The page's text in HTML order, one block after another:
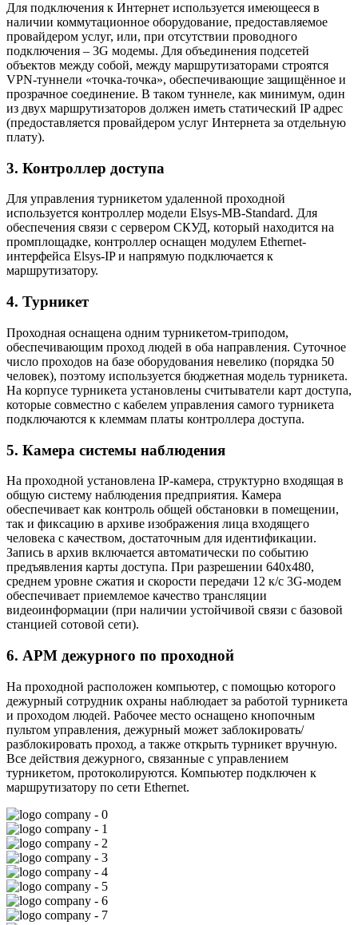
Для подключения к Интернет используется имеющееся в
наличии коммутационное оборудование, предоставляемое
провайдером услуг, или, при отсутствии проводного
подключения – 3G модемы. Для объединения подсетей
объектов между собой, между маршрутизаторами строятся
VPN-туннели «точка-точка», обеспечивающие защищённое и
прозрачное соединение. В таком туннеле, как минимум, один
из двух маршрутизаторов должен иметь статический IP адрес
(предоставляется провайдером услуг Интернета за отдельную
плату).
3. Контроллер доступа
Для управления турникетом удаленной проходной
используется контроллер модели Elsys-MB-Standard. Для
обеспечения связи с сервером СКУД, который находится на
промплощадке, контроллер оснащен модулем Ethernet-
интерфейса Elsys-IP и напрямую подключается к
маршрутизатору.
4. Турникет
Проходная оснащена одним турникетом-триподом,
обеспечивающим проход людей в оба направления. Суточное
число проходов на базе оборудования невелико (порядка 50
человек), поэтому используется бюджетная модель турникета.
На корпусе турникета установлены считыватели карт доступа,
которые совместно с кабелем управления самого турникета
подключаются к клеммам платы контроллера доступа.
5. Камера системы наблюдения
На проходной установлена IP-камера, структурно входящая в
общую систему наблюдения предприятия. Камера
обеспечивает как контроль общей обстановки в помещении,
так и фиксацию в архиве изображения лица входящего
человека с качеством, достаточным для идентификации.
Запись в архив включается автоматически по событию
предъявления карты доступа. При разрешении 640х480,
среднем уровне сжатия и скорости передачи 12 к/с 3G-модем
обеспечивает приемлемое качество трансляции
видеоинформации (при наличии устойчивой связи с базовой
станцией сотовой сети).
6. АРМ дежурного по проходной
На проходной расположен компьютер, с помощью которого
дежурный сотрудник охраны наблюдает за работой турникета
и проходом людей. Рабочее место оснащено кнопочным
пультом управления, дежурный может заблокировать/
разблокировать проход, а также открыть турникет вручную.
Все действия дежурного, связанные с управлением
турникетом, протоколируются. Компьютер подключен к
маршрутизатору по сети Ethernet.